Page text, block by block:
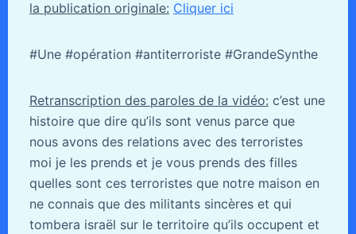
la publication originale: Cliquer ici
#Une #opération #antiterroriste #GrandeSynthe
Retranscription des paroles de la vidéo: c’est une
histoire que dire qu’ils sont venus parce que
nous avons des relations avec des terroristes
moi je les prends et je vous prends des filles
quelles sont ces terroristes que notre maison en
ne connais que des militants sincères et qui
tombera israël sur le territoire qu’ils occupent et